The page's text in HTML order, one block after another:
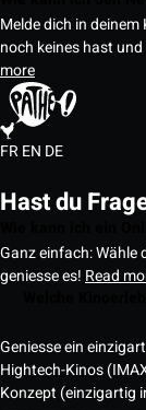
Melde dich in
noch keines hast
more
FREN DE
Hast du
Ganz einfach: Wähle
geniesse es! Read
Geniesse ein
Hightech-Kinos
Konzept (einzigartig